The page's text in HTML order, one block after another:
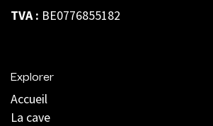
TVA : BE0776855182
Explorer
Accueil
La cave